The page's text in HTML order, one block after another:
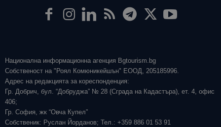
Национална информационна агенция Bgtourism.bg
Собственост на "Роял Комюникейшън" ЕООД, 205185996.
Адрес на редакцията за кореспонденция:
Гр. Добрич, бул. “Добруджа” № 28 (Сграда на Кадастъра), ет. 4, офис
406;
Гр. София, жк “Овча Купел”
Собственик: Руслан Йорданов; Тел.: +359 886 01 53 91